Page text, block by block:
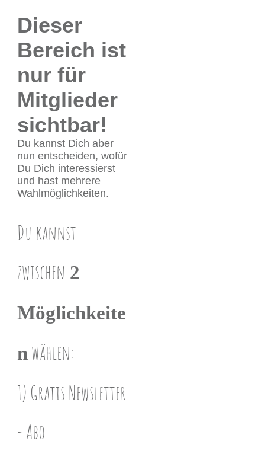
Dieser
Bereich ist
nur für
Mitglieder
sichtbar!
Du kannst Dich aber
nun entscheiden, wofür
Du Dich interessierst
und hast mehrere
Wahlmöglichkeiten.
Du kannst
zwischen 2
Möglichkeite
n wählen:
1) Gratis Newsletter ​
- Abo